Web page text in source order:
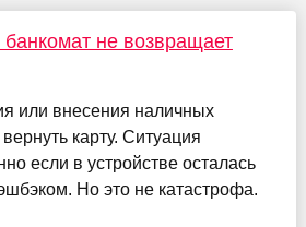
не возвращает
или внесения наличных
карту. Ситуация
если в устройстве осталась
Но это не катастрофа.